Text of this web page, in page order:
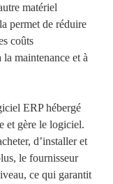
matériel
permet de réduire
coûts
maintenance et à
ERP hébergé
et gère le logiciel.
d’installer et
le fournisseur
ce qui garantit